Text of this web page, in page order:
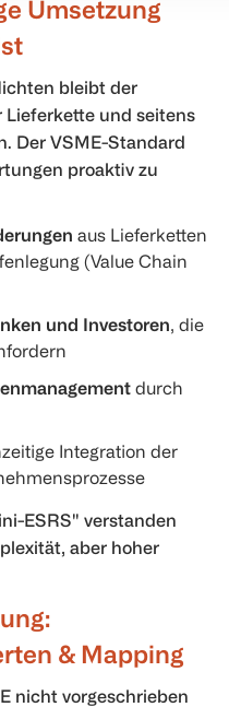
Umsetzung
bleibt der
und seitens
Der VSME-Standard
proaktiv zu
aus Lieferketten
(Value Chain
und Investoren, die
durch
Integration der
ESRS" verstanden
aber hoher
& Mapping
nicht vorgeschrieben